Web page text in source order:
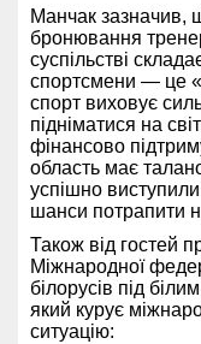
Манчак зазначив,
бронювання
суспільстві
спортсмени — це
спорт виховує
підніматися на
фінансово
область має
успішно
шанси потрапити
Також від гостей
Міжнародної
білорусів під
який курує
ситуацію: